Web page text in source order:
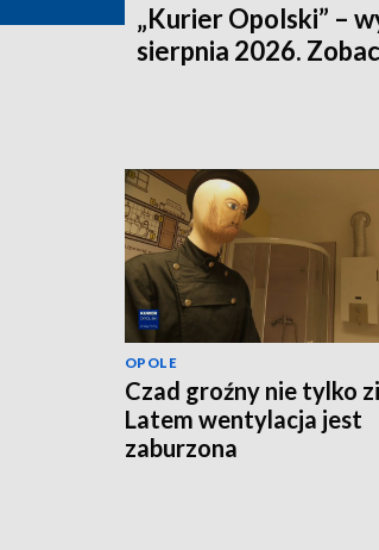
„Kurier Opolski” –
sierpnia 2026.
OPOLE
Czad groźny nie tylko
Latem wentylacja jest
zaburzona